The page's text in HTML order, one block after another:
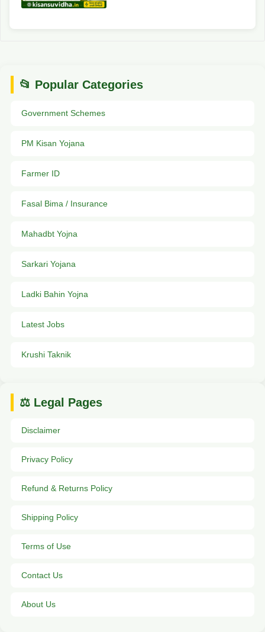
📂 Popular Categories
Government Schemes
PM Kisan Yojana
Farmer ID
Fasal Bima / Insurance
Mahadbt Yojna
Sarkari Yojana
Ladki Bahin Yojna
Latest Jobs
Krushi Taknik
⚖️ Legal Pages
Disclaimer
Privacy Policy
Refund & Returns Policy
Shipping Policy
Terms of Use
Contact Us
About Us